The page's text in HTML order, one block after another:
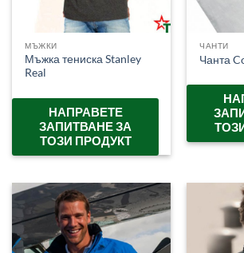
МЪЖКИ
Мъжка тениска Stanley
Real
НАПРАВЕТЕ
ЗАПИТВАНЕ ЗА
ТОЗИ ПРОДУКТ
ЧАНТИ
Чанта